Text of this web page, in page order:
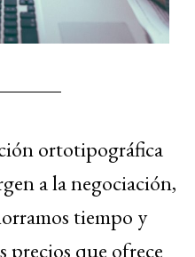
ortotipográfica
a la negociación,
tiempo y
precios que ofrece